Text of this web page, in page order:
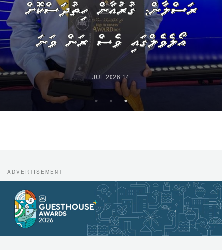
ރަސްލާން: ގުރުއާން ހިތުދަސްކޮށް
އޯލެވެލްގައި ވެސް ރަން ވަނަ
14 JUL 2026